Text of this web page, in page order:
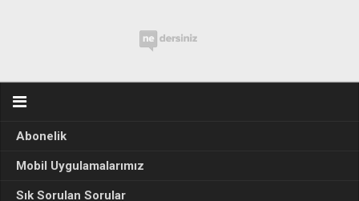
Abonelik
Mobil Uygulamalarımız
Sık Sorulan Sorular